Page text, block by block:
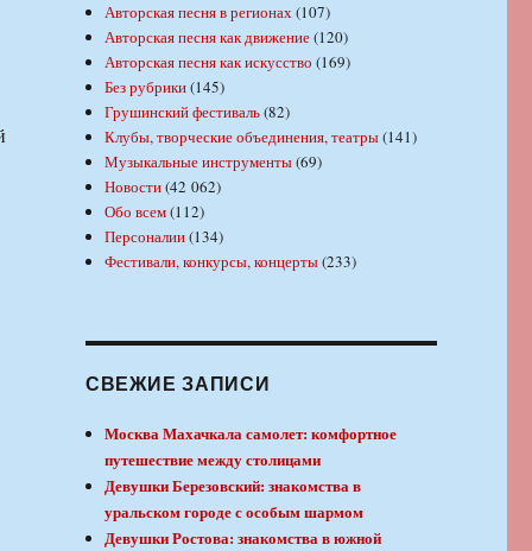
Авторская песня в регионах(107)
Авторская песня как движение(120)
Авторская песня как искусство (169)
Без рубрики(145)
Грушинский фестиваль(82)
Клубы, творческие объединения, театры(141)
Музыкальные инструменты(69)
Новости(42 062)
Обо всем(112)
Персоналии(134)
Фестивали, конкурсы, концерты(233)
СВЕЖИЕ ЗАПИСИ
Москва Махачкала самолет: комфортное
путешествие между столицами
Девушки Березовский: знакомства в
уральском городе с особым шармом
Девушки Ростова: знакомства в южной